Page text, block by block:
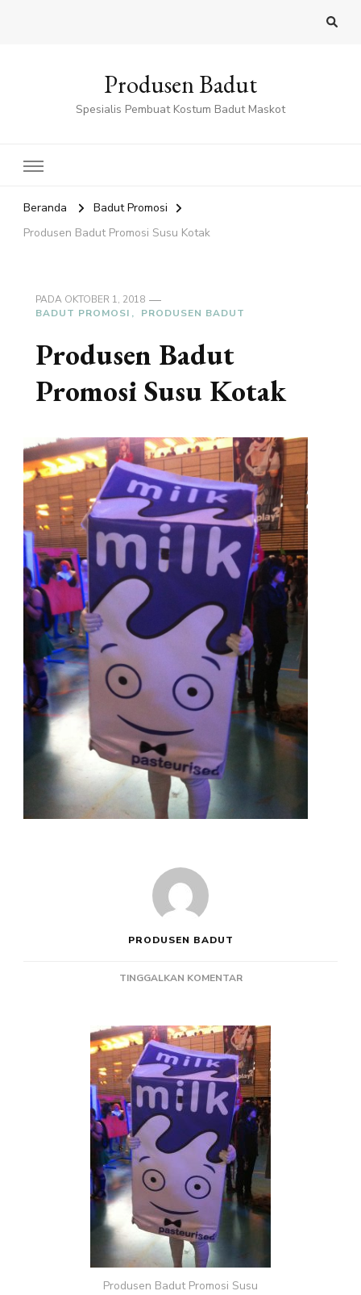
Produsen Badut
Spesialis Pembuat Kostum Badut Maskot
Beranda
Badut Promosi
Produsen Badut Promosi Susu Kotak
PADA OKTOBER 1, 2018
BADUT PROMOSI
PRODUSEN BADUT
Produsen Badut
Promosi Susu Kotak
PRODUSEN BADUT
TINGGALKAN KOMENTARPADA
PROMOSI
SUSU
KOTAK
Produsen Badut Promosi Susu